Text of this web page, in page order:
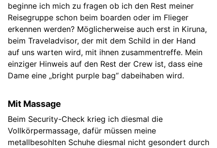
beginne ich mich zu fragen ob ich den Rest meiner
Reisegruppe schon beim boarden oder im Flieger
erkennen werden? Möglicherweise auch erst in Kiruna,
beim Traveladvisor, der mit dem Schild in der Hand
auf uns warten wird, mit ihnen zusammentreffe. Mein
einziger Hinweis auf den Rest der Crew ist, dass eine
Dame eine „bright purple bag“ dabeihaben wird.
Mit Massage
Beim Security-Check krieg ich diesmal die
Vollkörpermassage, dafür müssen meine
metallbesohlten Schuhe diesmal nicht gesondert durch